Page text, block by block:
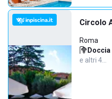
Circolo
Roma
e altri 4…